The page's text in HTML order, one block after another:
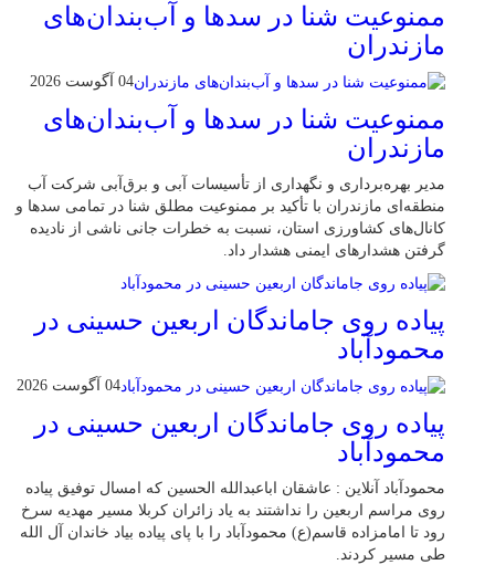
ممنوعیت شنا در سدها و آب‌بندان‌‌های
مازندران
04 آگوست 2026
ممنوعیت شنا در سدها و آب‌بندان‌‌های
مازندران
مدیر بهره‌برداری و نگهداری از تأسیسات آبی و برق‌آبی شرکت آب
منطقه‌ای مازندران با تأکید بر ممنوعیت مطلق شنا در تمامی سدها و
کانال‌های کشاورزی استان، نسبت به خطرات جانی ناشی از نادیده
گرفتن هشدارهای ایمنی هشدار داد.
پیاده روی جاماندگان اربعین حسینی در
محمودآباد
04 آگوست 2026
پیاده روی جاماندگان اربعین حسینی در
محمودآباد
محمودآباد آنلاین : عاشقان اباعبدالله الحسین که امسال توفیق پیاده
روی مراسم اربعین را نداشتند به یاد زائران کربلا مسیر مهدیه سرخ
رود تا امامزاده قاسم(ع) محمودآباد را با پای پیاده بیاد خاندان آل الله
طی مسیر کردند.